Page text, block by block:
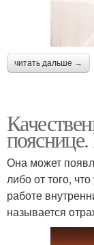
читать дальше →
Она может
либо от того,
работе
называется